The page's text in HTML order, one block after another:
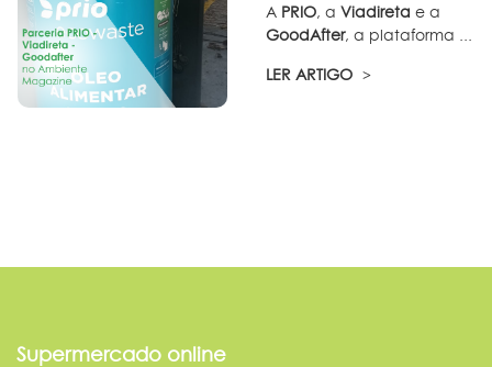
A PRIO, aViadireta e a
GoodAfter, a plataforma ...
LER ARTIGO
Supermercado online